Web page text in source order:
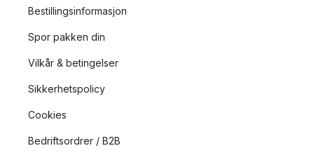
Bestillingsinformasjon
Spor pakken din
Vilkår & betingelser
Sikkerhetspolicy
Cookies
Bedriftsordrer / B2B